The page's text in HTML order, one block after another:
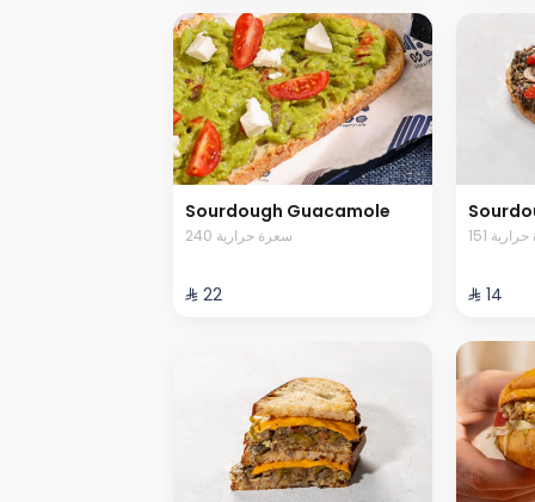
Sourdough Guacamole
240 سعرة حرارية
⁨⁦‪‬ 22⁩
حرارية
⁨⁦‪‬ 14⁩